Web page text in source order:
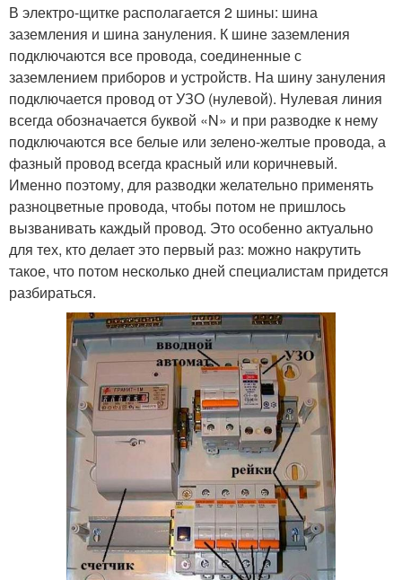
В электро-щитке располагается 2 шины: шина
заземления и шина зануления. К шине заземления
подключаются все провода, соединенные с
заземлением приборов и устройств. На шину зануления
подключается провод от УЗО (нулевой). Нулевая линия
всегда обозначается буквой «N» и при разводке к нему
подключаются все белые или зелено-желтые провода, а
фазный провод всегда красный или коричневый.
Именно поэтому, для разводки желательно применять
разноцветные провода, чтобы потом не пришлось
вызванивать каждый провод. Это особенно актуально
для тех, кто делает это первый раз: можно накрутить
такое, что потом несколько дней специалистам придется
разбираться.